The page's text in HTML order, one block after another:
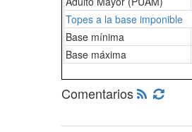
Topes a la base imponible
Base mínima
Base máxima
Comentarios